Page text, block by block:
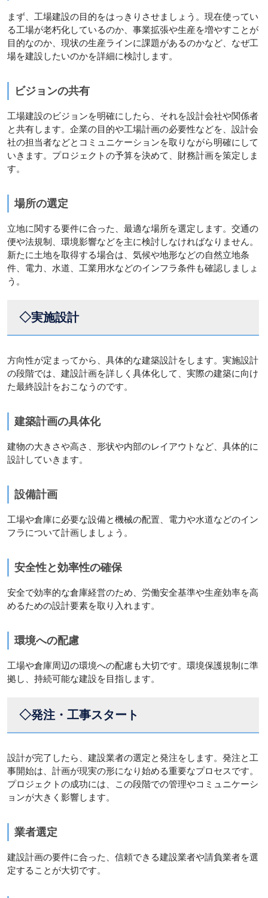
まず、工場建設の目的をはっきりさせましょう。現在使ってい
る工場が老朽化しているのか、事業拡張や生産を増やすことが
目的なのか、現状の生産ラインに課題があるのかなど、なぜ工
場を建設したいのかを詳細に検討します。
ビジョンの共有
工場建設のビジョンを明確にしたら、それを設計会社や関係者
と共有します。企業の目的や工場計画の必要性などを、設計会
社の担当者などとコミュニケーションを取りながら明確にして
いきます。プロジェクトの予算を決めて、財務計画を策定しま
す。
場所の選定
立地に関する要件に合った、最適な場所を選定します。交通の
便や法規制、環境影響などを主に検討しなければなりません。
新たに土地を取得する場合は、気候や地形などの自然立地条
件、電力、水道、工業用水などのインフラ条件も確認しましょ
う。
◇実施設計
方向性が定まってから、具体的な建築設計をします。実施設計
の段階では、建設計画を詳しく具体化して、実際の建築に向け
た最終設計をおこなうのです。
建築計画の具体化
建物の大きさや高さ、形状や内部のレイアウトなど、具体的に
設計していきます。
設備計画
工場や倉庫に必要な設備と機械の配置、電力や水道などのイン
フラについて計画しましょう。
安全性と効率性の確保
安全で効率的な倉庫経営のため、労働安全基準や生産効率を高
めるための設計要素を取り入れます。
環境への配慮
工場や倉庫周辺の環境への配慮も大切です。環境保護規制に準
拠し、持続可能な建設を目指します。
◇発注・工事スタート
設計が完了したら、建設業者の選定と発注をします。発注と工
事開始は、計画が現実の形になり始める重要なプロセスです。
プロジェクトの成功には、この段階での管理やコミュニケーシ
ョンが大きく影響します。
業者選定
建設計画の要件に合った、信頼できる建設業者や請負業者を選
定することが大切です。